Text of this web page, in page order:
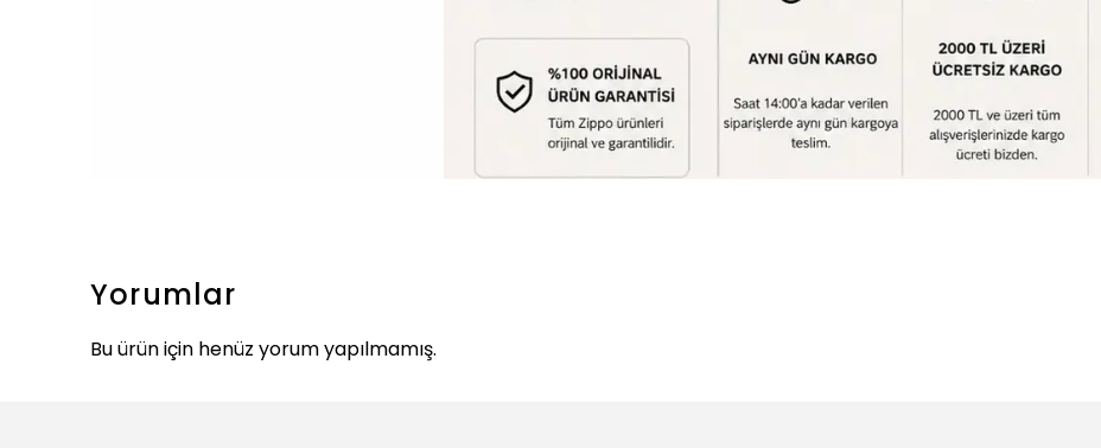
Yorumlar
Bu ürün için henüz yorum yapılmamış.